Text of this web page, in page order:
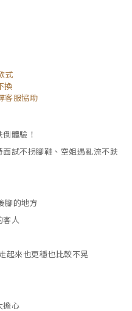
式
換
客服協助
體驗！
試不拐腳鞋、空姐遇亂流不跌
腳的地方
客人
起來也更穩也比較不晃
擔心